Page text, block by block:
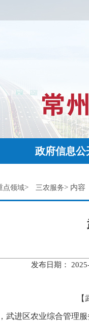
政府信息公
点领域> 三农服务> 内容
发布日期：
武进区农业综合管理